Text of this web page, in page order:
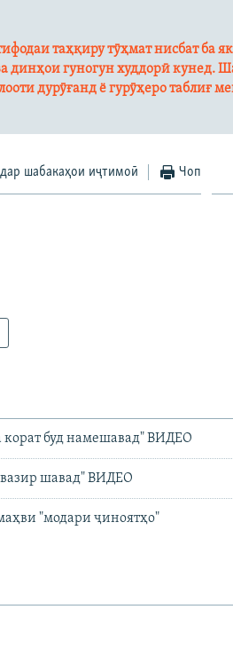
таҳқиру тӯҳмат нисбат ба
динҳои гуногун худдорӣ кунед.
дурӯғанд ё гурӯҳеро таблиғ
шабакаҳои иҷтимоӣ Чоп
корат буд намешавад" ВИДЕО
вазир шавад" ВИДЕО
"модари ҷиноятҳо"